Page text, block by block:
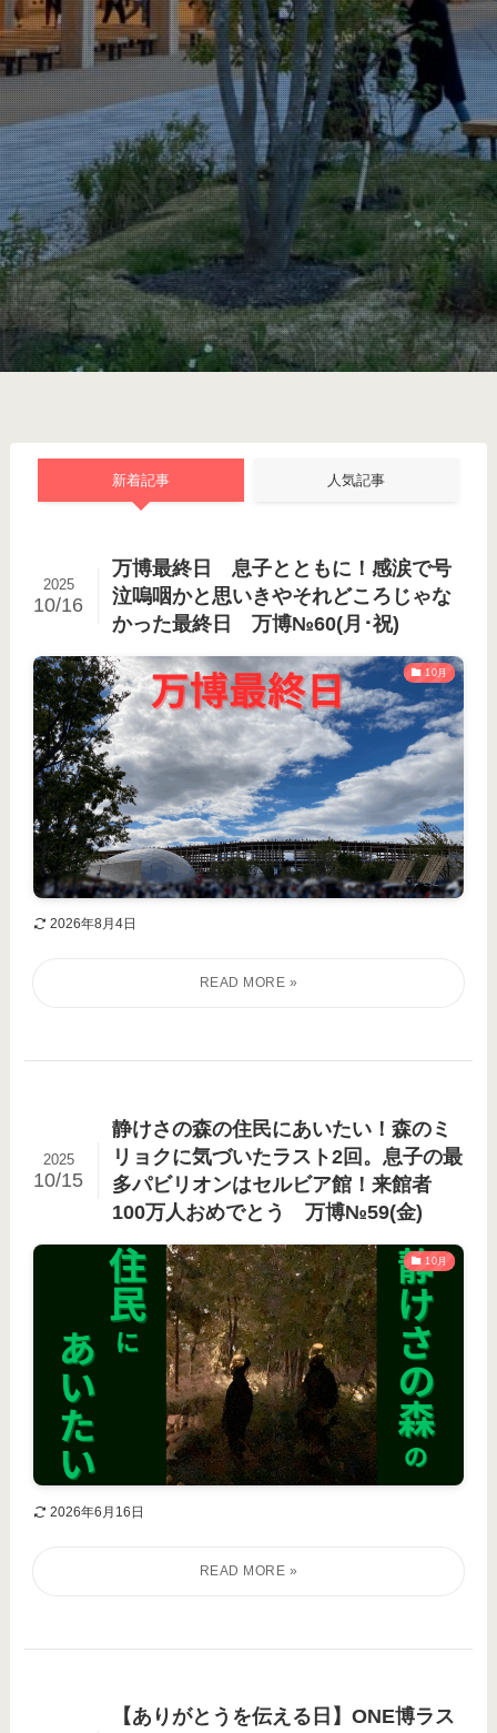
新着記事 人気記事
万博最終日 息子とともに！感涙で号
泣嗚咽かと思いきやそれどころじゃな
かった最終日 万博№60(月･祝)
2025
10/16
10月
2026年8月4日
静けさの森の住民にあいたい！森のミ
リョクに気づいたラスト2回。息子の最
多パビリオンはセルビア館！来館者
100万人おめでとう 万博№59(金)
2025
10/15
10月
2026年6月16日
【ありがとうを伝える日】ONE博ラス